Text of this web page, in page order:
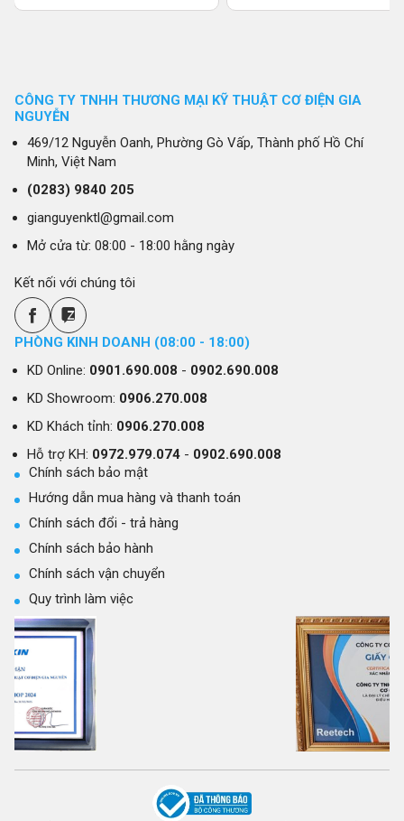
CÔNG TY TNHH THƯƠNG MẠI KỸ THUẬT CƠ ĐIỆN GIA
NGUYỄN
469/12 Nguyễn Oanh, Phường Gò Vấp, Thành phố Hồ Chí
Minh, Việt Nam
(0283) 9840 205
gianguyenktl@gmail.com
Mở cửa từ: 08:00 - 18:00 hằng ngày
Kết nối với chúng tôi
PHÒNG KINH DOANH (08:00 - 18:00)
KD Online: 0901.690.008 - 0902.690.008
KD Showroom: 0906.270.008
KD Khách tỉnh: 0906.270.008
Hỗ trợ KH: 0972.979.074- 0902.690.008
Chính sách bảo mật
Hướng dẫn mua hàng và thanh toán
Chính sách đổi - trả hàng
Chính sách bảo hành
Chính sách vận chuyển
Quy trình làm việc